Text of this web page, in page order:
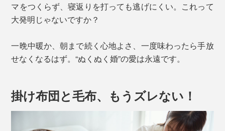
マをつくらず、寝返りを打っても逃げにくい。これって
大発明じゃないですか？
一晩中暖か、朝まで続く心地よさ、一度味わったら手放
せなくなるはず。“ぬくぬく婚”の愛は永遠です。
掛け布団と毛布、もうズレない！